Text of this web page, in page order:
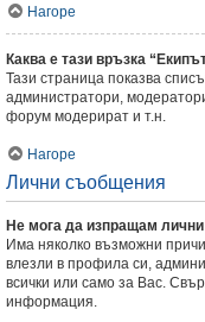
Нагоре
Каква е тази връзка
Тази страница показва
администратори,
форум модерират и т.н.
Нагоре
Лични съобщения
Не мога да изпращам
Има няколко възможни
влезли в профила си,
всички или само за Вас.
информация.